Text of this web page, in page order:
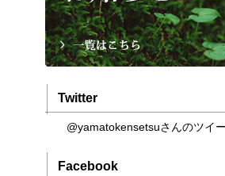
Twitter
@yamatokensetsuさんのツイ
Facebook